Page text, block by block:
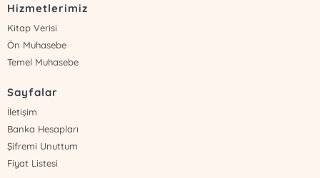
Hizmetlerimiz
Kitap Verisi
Ön Muhasebe
Temel Muhasebe
Sayfalar
İletişim
Banka Hesapları
Şifremi Unuttum
Fiyat Listesi